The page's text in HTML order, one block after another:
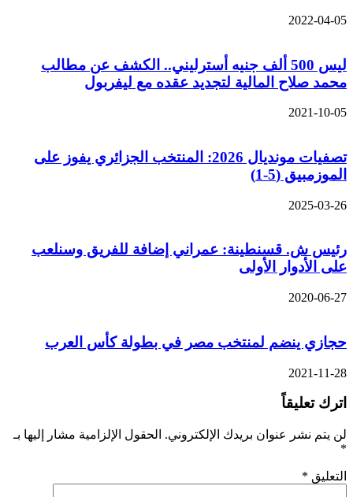
2022-04-05
ليس 500 ألف جنيه أسترليني.. الكشف عن مطالب
محمد صلاح المالية لتجديد عقده مع ليفربول
2021-10-05
تصفيات مونديال 2026: المنتخب الجزائري يفوز على
الموزمبيق (5-1)
2025-03-26
رئيس ش. قسنطينة: عمراني إضافة للفريق وسنلعب
على الأدوار الأولى
2020-06-27
حجازي ينضم لمنتخب مصر في بطولة كأس العرب
2021-11-28
اترك تعليقاً
لن يتم نشر عنوان بريدك الإلكتروني. الحقول الإلزامية مشار إليها بـ
*
التعليق *